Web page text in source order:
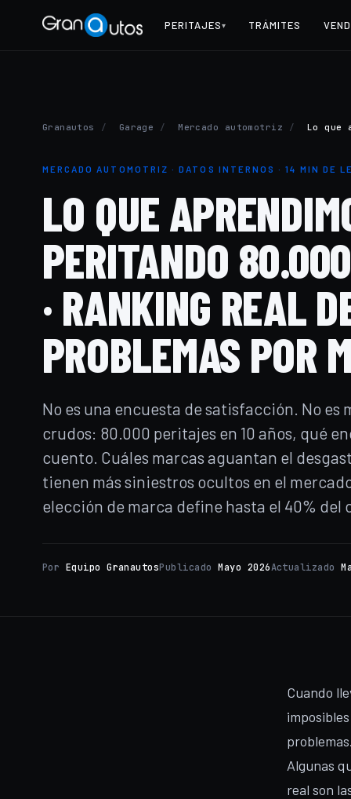
PERITAJES▾ TRÁMITES
Granautos / Garage / Mercado automotriz / Lo que
MERCADO AUTOMOTRIZ · DATOS INTERNOS · 14 MIN DE
LO QUE
PERITANDO
· RANKING REAL
PROBLEMAS POR
No es una encuesta de satisfacción. No es
crudos: 80.000 peritajes en 10 años, qué
cuento. Cuáles marcas aguantan el
tienen más siniestros ocultos en el
elección de marca define hasta el 40%
Por Equipo GranautosPublicadoMayo 2026Actualizado
Cuando
Algunas
real son